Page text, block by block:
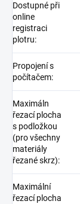
Dostupné při
online
registraci
plotru:
Propojení s
počítačem:
Maximáln
řezací plocha
s podložkou
(pro všechny
materiály
řezané skrz):
Maximální
řezací plocha